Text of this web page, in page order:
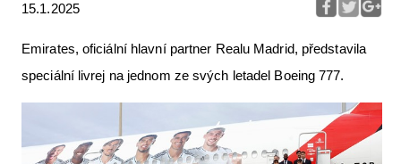
15.1.2025
Emirates, oficiální hlavní partner Realu Madrid, představila
speciální livrej na jednom ze svých letadel Boeing 777.
Pro piloty
Letecká videa